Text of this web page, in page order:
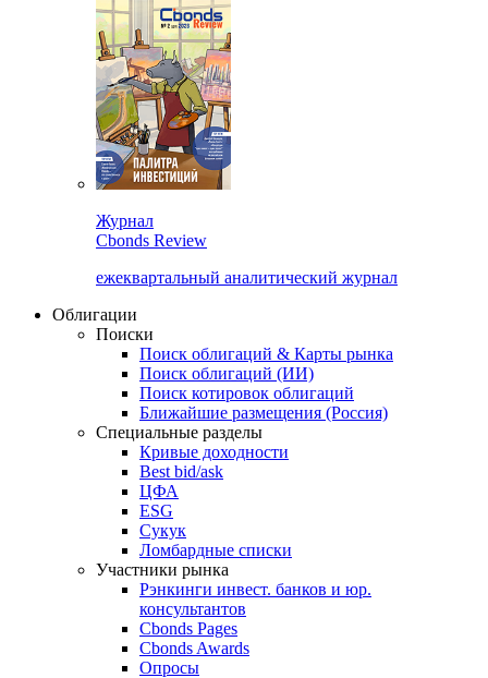
Журнал
Cbonds Review
ежеквартальный аналитический журнал
Облигации
Поиски
Поиск облигаций & Карты рынка
Поиск облигаций (ИИ)
Поиск котировок облигаций
Ближайшие размещения (Россия)
Специальные разделы
Кривые доходности
Best bid/ask
ЦФА
ESG
Сукук
Ломбардные списки
Участники рынка
Рэнкинги инвест. банков и юр.
консультантов
Cbonds Pages
Cbonds Awards
Опросы